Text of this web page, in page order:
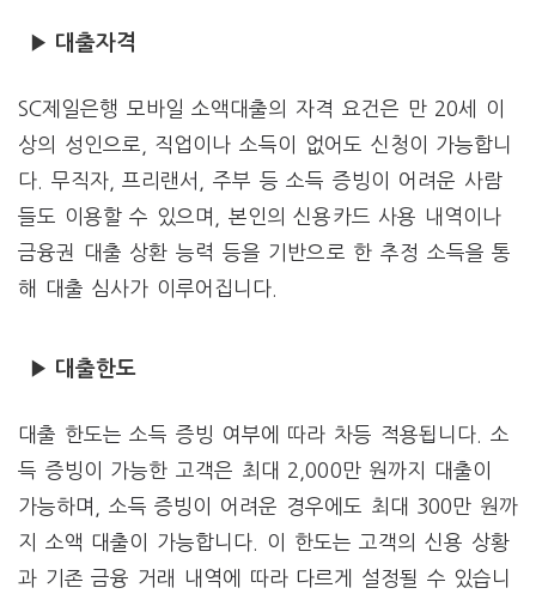
▶ 대출자격
SC제일은행 모바일 소액대출의 자격 요건은 만 20세 이
상의 성인으로, 직업이나 소득이 없어도 신청이 가능합니
다. 무직자, 프리랜서, 주부 등 소득 증빙이 어려운 사람
들도 이용할 수 있으며, 본인의 신용카드 사용 내역이나
금융권 대출 상환 능력 등을 기반으로 한 추정 소득을 통
해 대출 심사가 이루어집니다.
▶ 대출한도
대출 한도는 소득 증빙 여부에 따라 차등 적용됩니다. 소
득 증빙이 가능한 고객은 최대 2,000만 원까지 대출이
가능하며, 소득 증빙이 어려운 경우에도 최대 300만 원까
지 소액 대출이 가능합니다. 이 한도는 고객의 신용 상황
과 기존 금융 거래 내역에 따라 다르게 설정될 수 있습니